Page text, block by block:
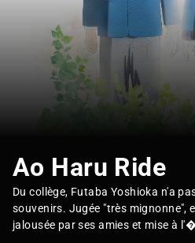
Ao Haru Ride
Du collège, Futaba Yoshioka n'a
souvenirs. Jugée "très mignonne",
jalousée par ses amies et mise à